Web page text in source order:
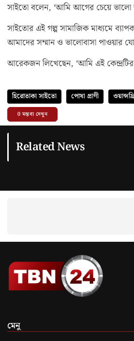
সাইতো বলেন, ‘আমি আগের চেয়ে ভালো
সাইতোর এই গল্প সামাজিক মাধ্যমে
আমাদের সম্মান ও ভালোবাসা পাওয়ার
আরেকজন লিখেছেন, ‘আমি এই
হিরোতাকা সাইতো পোষা প্রাণী
0মন্তব্য দেখুন
Related News
মেনু